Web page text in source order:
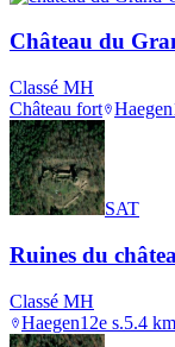
Château du
Classé MH
Château fort Haegen
SAT
Ruines du
Classé MH
Haegen12e s.5.4 km